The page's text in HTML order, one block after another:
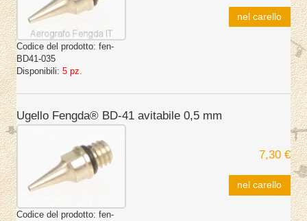
Codice del prodotto: fen-
BD41-035
Disponibili: 5 pz.
nel carello
Ugello Fengda® BD-41 avitabile 0,5 mm
Codice del prodotto: fen-
7,30 €
nel carello